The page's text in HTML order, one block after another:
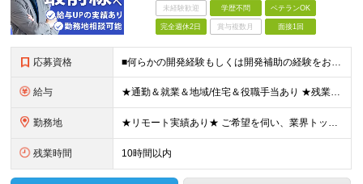
未経験歓迎 学歴不問 ベテランOK
完全週休2日 賞与複数月 面接1回
応募資格 ■何らかの開発経験もしくは開発補助の経験をお持ちの方 ■学歴不問 ★ブランクのある方、地方在住の方も大歓迎です！
給与 ★通勤＆就業＆地域/住宅＆役職手当あり ★残業代は全額支給 ★選べる給与制度あり！ ★東京・神奈川・千葉・埼玉勤務の場合 月給23.5万円～55万円＋諸手当 （残業代は全額支給） (20,000円の
勤務地 ★リモート実績あり★ ご希望を伺い、業界トップクラス約7,000件の取引事業所数、90,000件以上のプロジェクトから検討をいたします。 全国の取引先での就業となります（沖縄を除く） ※勤務地
残業時間 10時間以内